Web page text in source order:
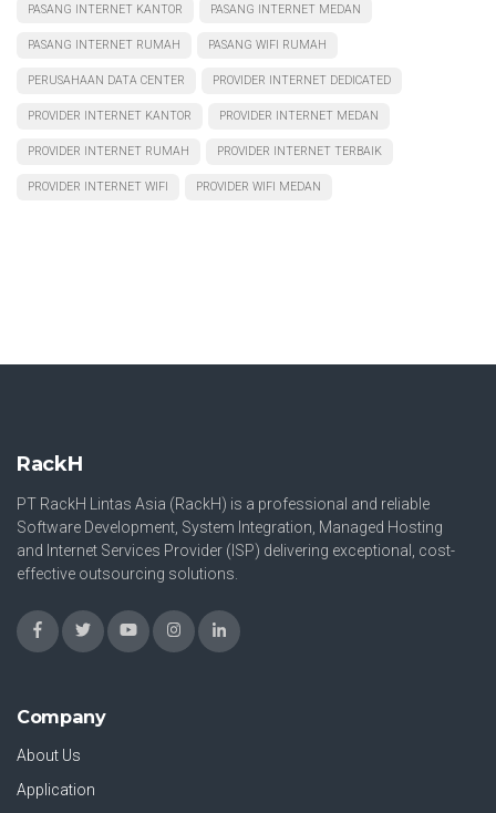
PASANG INTERNET KANTOR PASANG INTERNET MEDAN
PASANG INTERNET RUMAH PASANG WIFI RUMAH
PERUSAHAAN DATA CENTER PROVIDER INTERNET DEDICATED
PROVIDER INTERNET KANTOR PROVIDER INTERNET MEDAN
PROVIDER INTERNET RUMAH PROVIDER INTERNET TERBAIK
PROVIDER INTERNET WIFI PROVIDER WIFI MEDAN
RackH
PT RackH Lintas Asia (RackH) is a professional and reliable
Software Development, System Integration, Managed Hosting
and Internet Services Provider (ISP) delivering exceptional, cost-
effective outsourcing solutions.
Company
About Us
Application